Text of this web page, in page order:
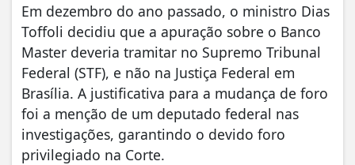
Em dezembro do ano passado, o ministro Dias
Toffoli decidiu que a apuração sobre o Banco
Master deveria tramitar no Supremo Tribunal
Federal (STF), e não na Justiça Federal em
Brasília. A justificativa para a mudança de foro
foi a menção de um deputado federal nas
investigações, garantindo o devido foro
privilegiado na Corte.